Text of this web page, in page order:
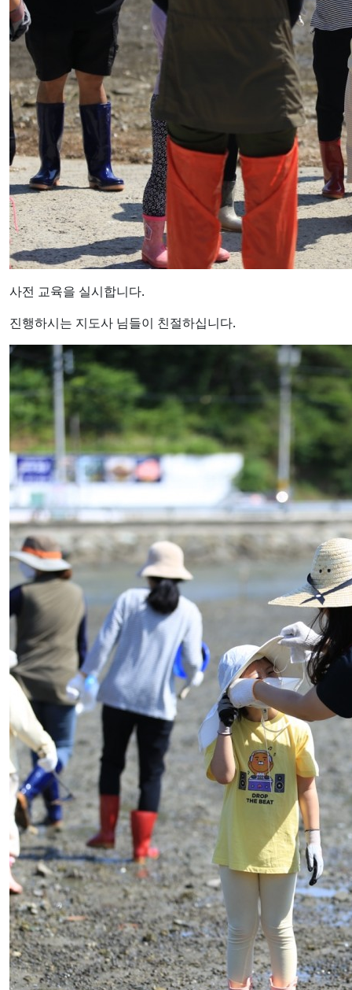
사전 교육을 실시합니다.
진행하시는 지도사 님들이 친절하십니다.